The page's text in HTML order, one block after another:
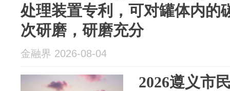
处理装置专利，可对罐体内的
次研磨，研磨充分
金融界 2026-08-04
2026遵义市